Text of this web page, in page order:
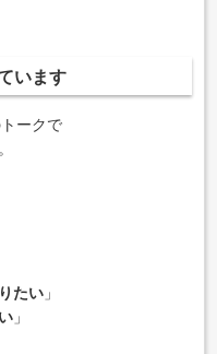
います
ークで
たい 」
」